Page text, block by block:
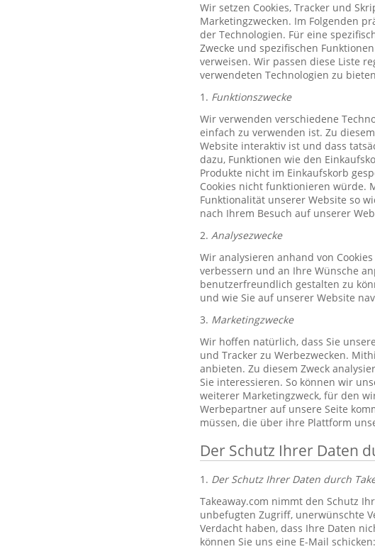
Wir setzen Cookies, Tracker und
Marketingzwecken. Im Folgenden
der Technologien. Für eine
Zwecke und spezifischen
verweisen. Wir passen diese Liste
verwendeten Technologien zu
1. Funktionszwecke
Wir verwenden verschiedene
einfach zu verwenden ist. Zu
Website interaktiv ist und dass
dazu, Funktionen wie den
Produkte nicht im Einkaufskorb
Cookies nicht funktionieren würde.
Funktionalität unserer Website so
nach Ihrem Besuch auf unserer
2. Analysezwecke
Wir analysieren anhand von
verbessern und an Ihre Wünsche
benutzerfreundlich gestalten zu
und wie Sie auf unserer Website
3. Marketingzwecke
Wir hoffen natürlich, dass Sie
und Tracker zu Werbezwecken.
anbieten. Zu diesem Zweck
Sie interessieren. So können wir
weiterer Marketingzweck, für den
Werbepartner auf unsere Seite
müssen, die über ihre Plattform
Der Schutz Ihrer Daten
1. Der Schutz Ihrer Daten durch
Takeaway.com nimmt den Schutz
unbefugten Zugriff, unerwünschte
Verdacht haben, dass Ihre Daten
können Sie uns eine E-Mail schicken: